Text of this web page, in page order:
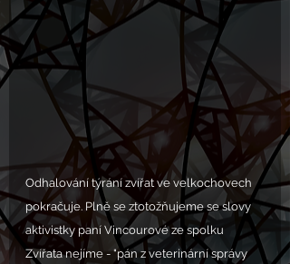
Odhalování týrání zvířat ve velkochovech
pokračuje. Plně se ztotožňujeme se slovy
aktivistky paní Vincourové ze spolku
Zvířata nejíme - "pán z veterinární správy